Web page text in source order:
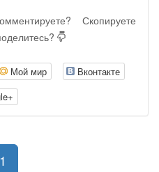
Скопируете
Мой мир
Вконтакте
1